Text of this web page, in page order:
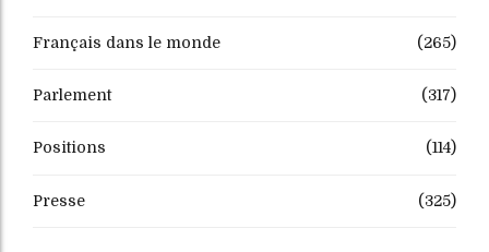
Français dans le monde (265)
Parlement (317)
Positions (114)
Presse (325)